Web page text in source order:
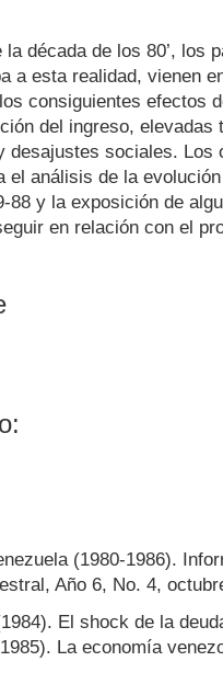
década de los 80’, los
a esta realidad, vienen
consiguientes efectos
del ingreso,
desajustes sociales. Los
el análisis de la
88 y la exposición de
en relación con el
(1980-1986).
Año 6, No. 4,
El shock de la
La economía